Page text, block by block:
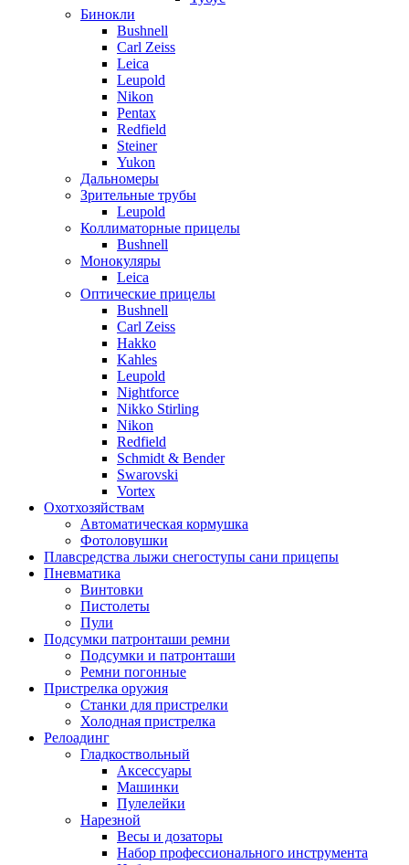
Бинокли
Bushnell
Carl Zeiss
Leica
Leupold
Nikon
Pentax
Redfield
Steiner
Yukon
Дальномеры
Зрительные трубы
Leupold
Коллиматорные прицелы
Bushnell
Монокуляры
Leica
Оптические прицелы
Bushnell
Carl Zeiss
Hakko
Kahles
Leupold
Nightforce
Nikko Stirling
Nikon
Redfield
Schmidt & Bender
Swarovski
Vortex
Охотхозяйствам
Автоматическая кормушка
Фотоловушки
Плавсредства лыжи снегоступы сани прицепы
Пневматика
Винтовки
Пистолеты
Пули
Подсумки патронташи ремни
Подсумки и патронташи
Ремни погонные
Пристрелка оружия
Станки для пристрелки
Холодная пристрелка
Релоадинг
Гладкоствольный
Аксессуары
Машинки
Пулелейки
Нарезной
Весы и дозаторы
Набор профессионального инструмента